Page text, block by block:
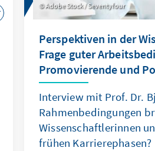
Adobe Stock / Seventyfour
Perspektiven in der
Frage guter
Promovierende und
Interview mit Prof. Dr.
Rahmenbedingungen
Wissenschaftlerinnen
frühen Karrierephasen?